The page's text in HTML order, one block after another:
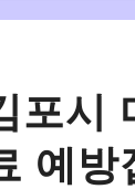
포시
예방